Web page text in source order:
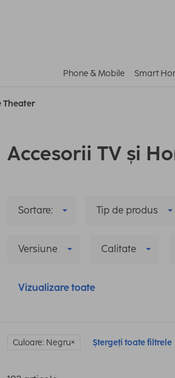
Phone & Mobile Smart
Theater
Accesorii TV și
Sortare: Tip de produs
Versiune Calitate
Vizualizare toate
Culoare: Negru Ștergeți toate filtrele